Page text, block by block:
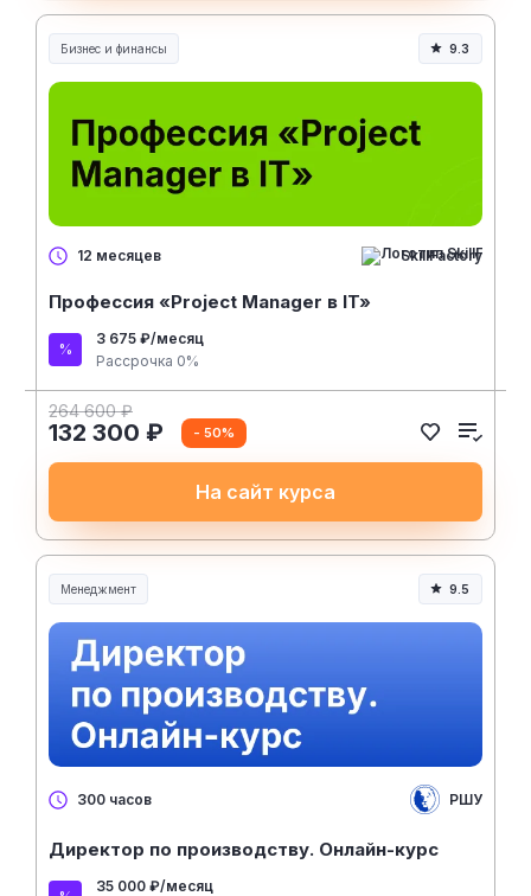
Бизнес и финансы 9.3
12 месяцев SkillFactory
Профессия «Project Manager в IT»
3 675 ₽/месяц
Рассрочка 0%
264 600 ₽
132 300 ₽ - 50%
На сайт курса
Менеджмент
Менеджмент и управление
9.5
300 часов РШУ
Директор по производству. Онлайн-курс
35 000 ₽/месяц